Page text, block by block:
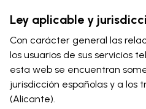
Ley aplicable y
Con carácter general las
los usuarios de sus servicios
esta web se encuentran
jurisdicción españolas y a los
(Alicante).